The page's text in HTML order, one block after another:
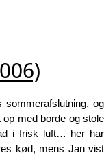
og
med borde og stole
i frisk luft… her har
kød, mens Jan vist